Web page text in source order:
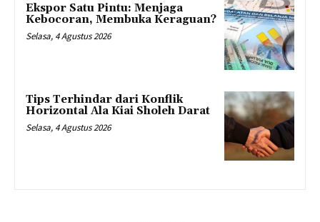
Ekspor Satu Pintu: Menjaga
Kebocoran, Membuka Keraguan?
Selasa, 4 Agustus 2026
Tips Terhindar dari Konflik
Horizontal Ala Kiai Sholeh Darat
Selasa, 4 Agustus 2026